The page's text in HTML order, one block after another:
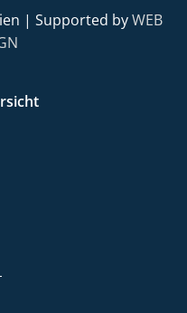
| Supported byWEB